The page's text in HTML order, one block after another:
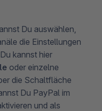
Du auswählen,
die Einstellungen
kannst hier
oder einzelne
die Schaltfläche
Du PayPal im
und als